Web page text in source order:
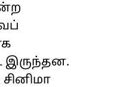
இருந்தன.